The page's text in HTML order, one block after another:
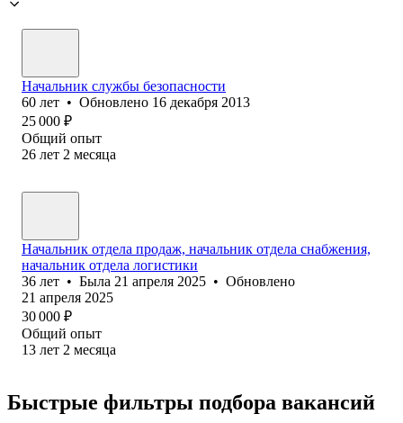
Начальник службы безопасности
60 лет • Обновлено 16 декабря 2013
25 000 ₽
Общий опыт
26 лет 2 месяца
Начальник отдела продаж, начальник отдела снабжения,
начальник отдела логистики
36 лет • Была 21 апреля 2025 • Обновлено
21 апреля 2025
30 000 ₽
Общий опыт
13 лет 2 месяца
Быстрые фильтры подбора вакансий